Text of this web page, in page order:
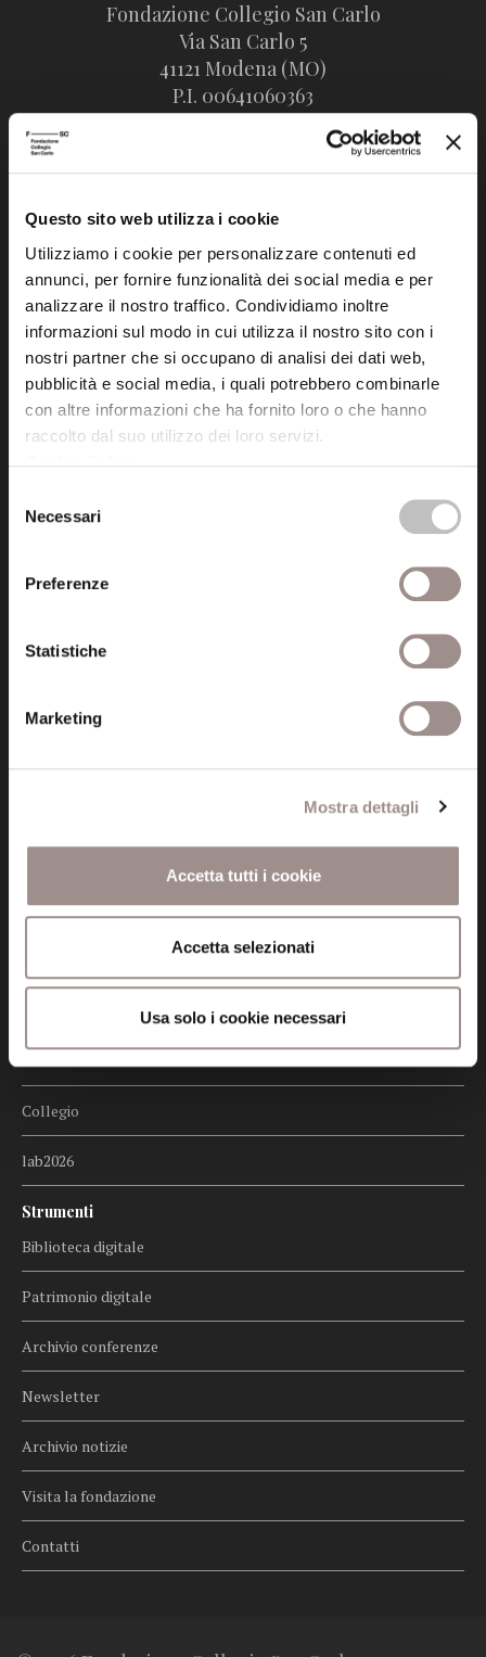
Questo sito web utilizza i cookie
Utilizziamo i cookie per personalizzare contenuti ed
annunci, per fornire funzionalità dei social media e per
analizzare il nostro traffico. Condividiamo inoltre
informazioni sul modo in cui utilizza il nostro sito con i
nostri partner che si occupano di analisi dei dati web,
pubblicità e social media, i quali potrebbero combinarle
con altre informazioni che ha fornito loro o che hanno
raccolto dal suo utilizzo dei loro servizi.
delNecessari
Preferenze
Statistiche
Marketing
Mostra dettagli
Accetta tutti i cookie
Accetta selezionati
Usa solo i cookie necessari
Fondazione Collegio San Carlo
Via San Carlo 5
41121 Modena (MO)
P.I. 00641060363
tel. 059.421211
Posta certificata (PEC)
fondazionecollegiosancarlo@legalmail.it
Seguici
Amministrazione trasparente
Certificazioni
Credits
Whistleblowing
Biblioteca
Centro Studi Religiosi
Scuola Alti Studi
Collegio
lab2026
Strumenti
Biblioteca digitale
Patrimonio digitale
Archivio conferenze
Newsletter
Archivio notizie
Visita la fondazione
Contatti